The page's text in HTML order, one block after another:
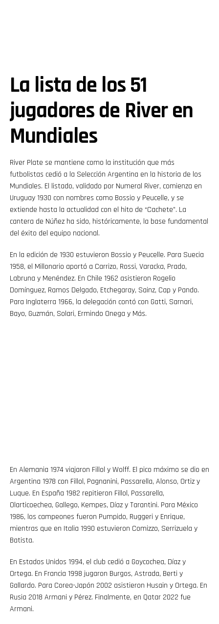
La lista de los 51
jugadores de River en
Mundiales
River Plate se mantiene como la institución que más
futbolistas cedió a la Selección Argentina en la historia de los
Mundiales. El listado, validado por Numeral River, comienza en
Uruguay 1930 con nombres como Bossio y Peucelle, y se
extiende hasta la actualidad con el hito de “Cachete”. La
cantera de Núñez ha sido, históricamente, la base fundamental
del éxito del equipo nacional.
En la edición de 1930 estuvieron Bossio y Peucelle. Para Suecia
1958, el Millonario aportó a Carrizo, Rossi, Varacka, Prado,
Labruna y Menéndez. En Chile 1962 asistieron Rogelio
Domínguez, Ramos Delgado, Etchegaray, Sainz, Cap y Pando.
Para Inglaterra 1966, la delegación contó con Gatti, Sarnari,
Bayo, Guzmán, Solari, Ermindo Onega y Más.
En Alemania 1974 viajaron Fillol y Wolff. El pico máximo se dio en
Argentina 1978 con Fillol, Pagnanini, Passarella, Alonso, Ortiz y
Luque. En España 1982 repitieron Fillol, Passarella,
Olarticoechea, Gallego, Kempes, Díaz y Tarantini. Para México
1986, los campeones fueron Pumpido, Ruggeri y Enrique,
mientras que en Italia 1990 estuvieron Comizzo, Serrizuela y
Batista.
En Estados Unidos 1994, el club cedió a Goycochea, Díaz y
Ortega. En Francia 1998 jugaron Burgos, Astrada, Berti y
Gallardo. Para Corea-Japón 2002 asistieron Husain y Ortega. En
Rusia 2018 Armani y Pérez. Finalmente, en Qatar 2022 fue
Armani.